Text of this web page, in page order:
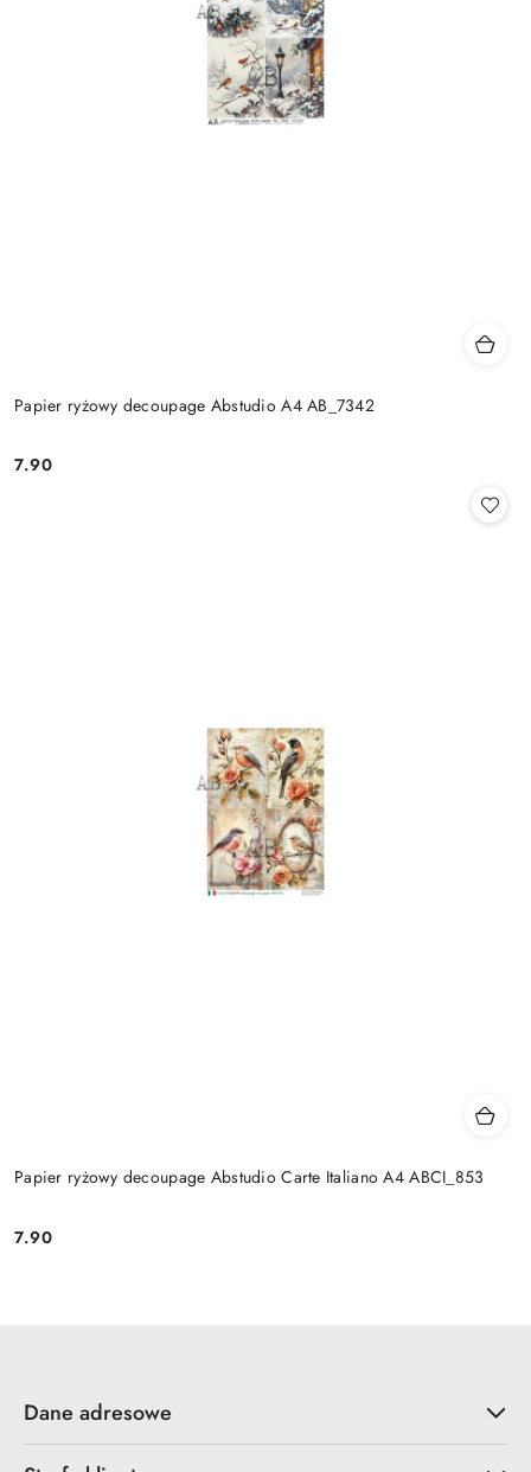
Papier ryżowy decoupage Abstudio A4 AB_7342
Cena:
7.90
Papier ryżowy decoupage Abstudio Carte Italiano A4 ABCI_853
Cena:
7.90
Dane adresowe